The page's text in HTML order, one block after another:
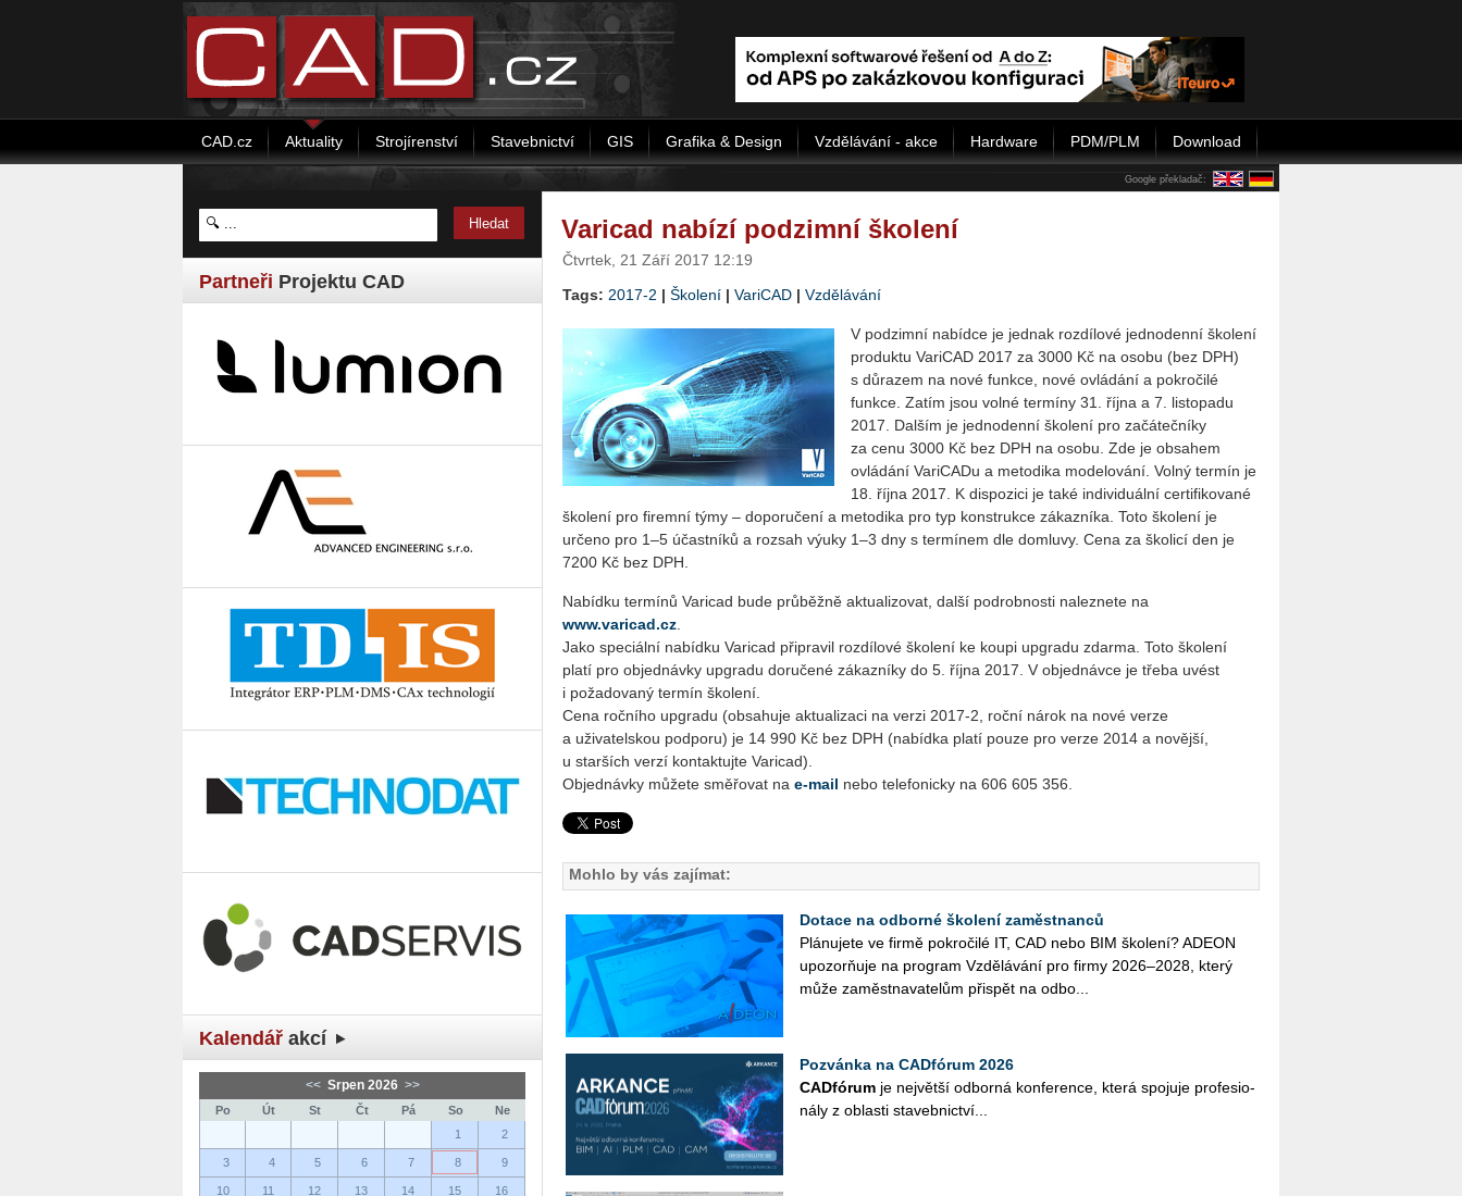
CAD.cz Aktuality Strojírenství Stavebnictví GIS Grafika & Design Vzdělávání - akce Hardware PDM/PLM Download
Google překladač:
Partneři Projektu CAD
Kalendář akcí
<< Srpen 2026 >>
Po Út St Čt Pá So
Ne
1
2
3 4 5 6 7 8 9
10 11 12 13 14 15 16
Varicad nabízí podzimní školení
Čtvrtek, 21 Září 2017 12:19
Tags: 2017-2 | Školení | VariCAD | Vzdělávání
V podzimní nabídce je jednak rozdílové jednodenní školení
produktu VariCAD 2017 za 3000 Kč na osobu (bez DPH)
s důrazem na nové funkce, nové ovládání a pokročilé
funkce. Zatím jsou volné termíny 31. října a 7. listopadu
2017. Dalším je jednodenní školení pro začátečníky
za cenu 3000 Kč bez DPH na osobu. Zde je obsahem
ovládání VariCADu a metodika modelování. Volný termín je
18. října 2017. K dispozici je také individuální certifikované
školení pro firemní týmy – doporučení a metodika pro typ konstrukce zákazníka. Toto školení je
určeno pro 1–5 účastníků a rozsah výuky 1–3 dny s termínem dle domluvy. Cena za školicí den je
7200 Kč bez DPH.
Nabídku termínů Varicad bude průběžně aktualizovat, další podrobnosti naleznete na
www.varicad.cz
Jako speciální nabídku Varicad připravil rozdílové školení ke koupi upgradu zdarma. Toto školení
platí pro objednávky upgradu doručené zákazníky do 5. října 2017. V objednávce je třeba uvést
i požadovaný termín školení.
Cena ročního upgradu (obsahuje aktualizaci na verzi 2017-2, roční nárok na nové verze
a uživatelskou podporu) je 14 990 Kč bez DPH (nabídka platí pouze pro verze 2014 a novější,
u starších verzí kontaktujte Varicad).
Objednávky můžete směřovat na e-mail nebo telefonicky na 606 605 356.
Mohlo by vás zajímat:
Dotace na odborné školení zaměstnanců
Plá­nu­je­te ve firmě po­kro­či­lé IT, CAD nebo BIM ško­le­ní? ADEON
upo­zorňuje na pro­gram Vzdě­lá­vá­ní pro firmy 2026–2028, který
může za­měst­na­va­te­lům při­spět na od­bo...
Pozvánka na CADfórum 2026
CAD­fó­rum je nej­vět­ší od­bor­ná kon­fe­ren­ce, která spo­ju­je pro­fe­si­o­
ná­ly z ob­las­ti sta­veb­nic­tví...